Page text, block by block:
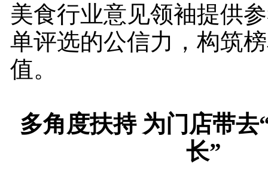
美食行业意见领袖提供
单评选的公信力，构筑
值。
多角度扶持 为门店带去
长”